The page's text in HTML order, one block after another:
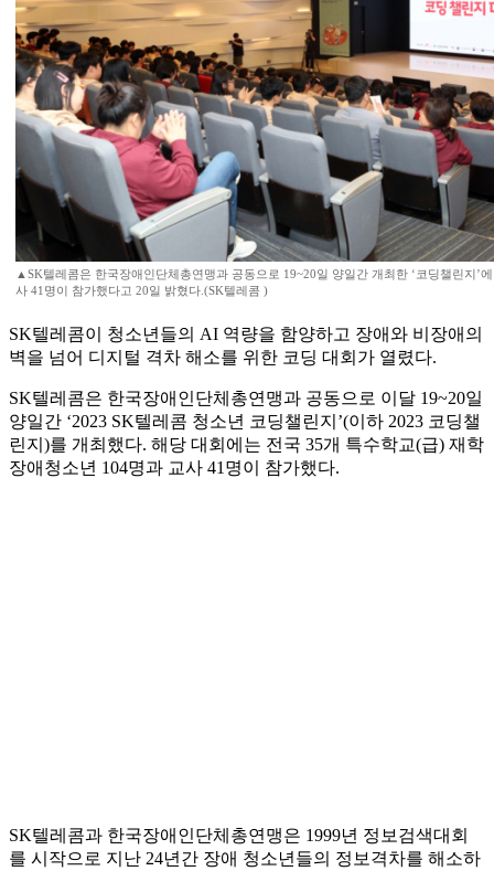
▲SK텔레콤은 한국장애인단체총연맹과 공동으로 19~20일 양일간 개최한 ‘코딩챌린지’
사 41명이 참가했다고 20일 밝혔다.(SK텔레콤 )
SK텔레콤이 청소년들의 AI 역량을 함양하고 장애와 비장애의
벽을 넘어 디지털 격차 해소를 위한 코딩 대회가 열렸다.
SK텔레콤은 한국장애인단체총연맹과 공동으로 이달 19~20일
양일간 ‘2023 SK텔레콤 청소년 코딩챌린지’(이하 2023 코딩챌
린지)를 개최했다. 해당 대회에는 전국 35개 특수학교(급) 재학
장애청소년 104명과 교사 41명이 참가했다.
SK텔레콤과 한국장애인단체총연맹은 1999년 정보검색대회
를 시작으로 지난 24년간 장애 청소년들의 정보격차를 해소하